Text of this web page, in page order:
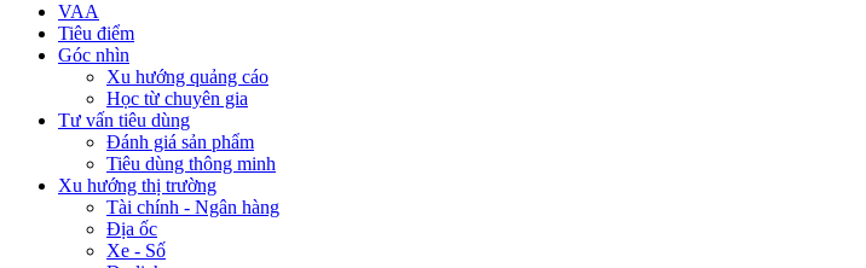
VAA
Tiêu điểm
Góc nhìn
Xu hướng quảng cáo
Học từ chuyên gia
Tư vấn tiêu dùng
Đánh giá sản phẩm
Tiêu dùng thông minh
Xu hướng thị trường
Tài chính - Ngân hàng
Địa ốc
Xe - Số